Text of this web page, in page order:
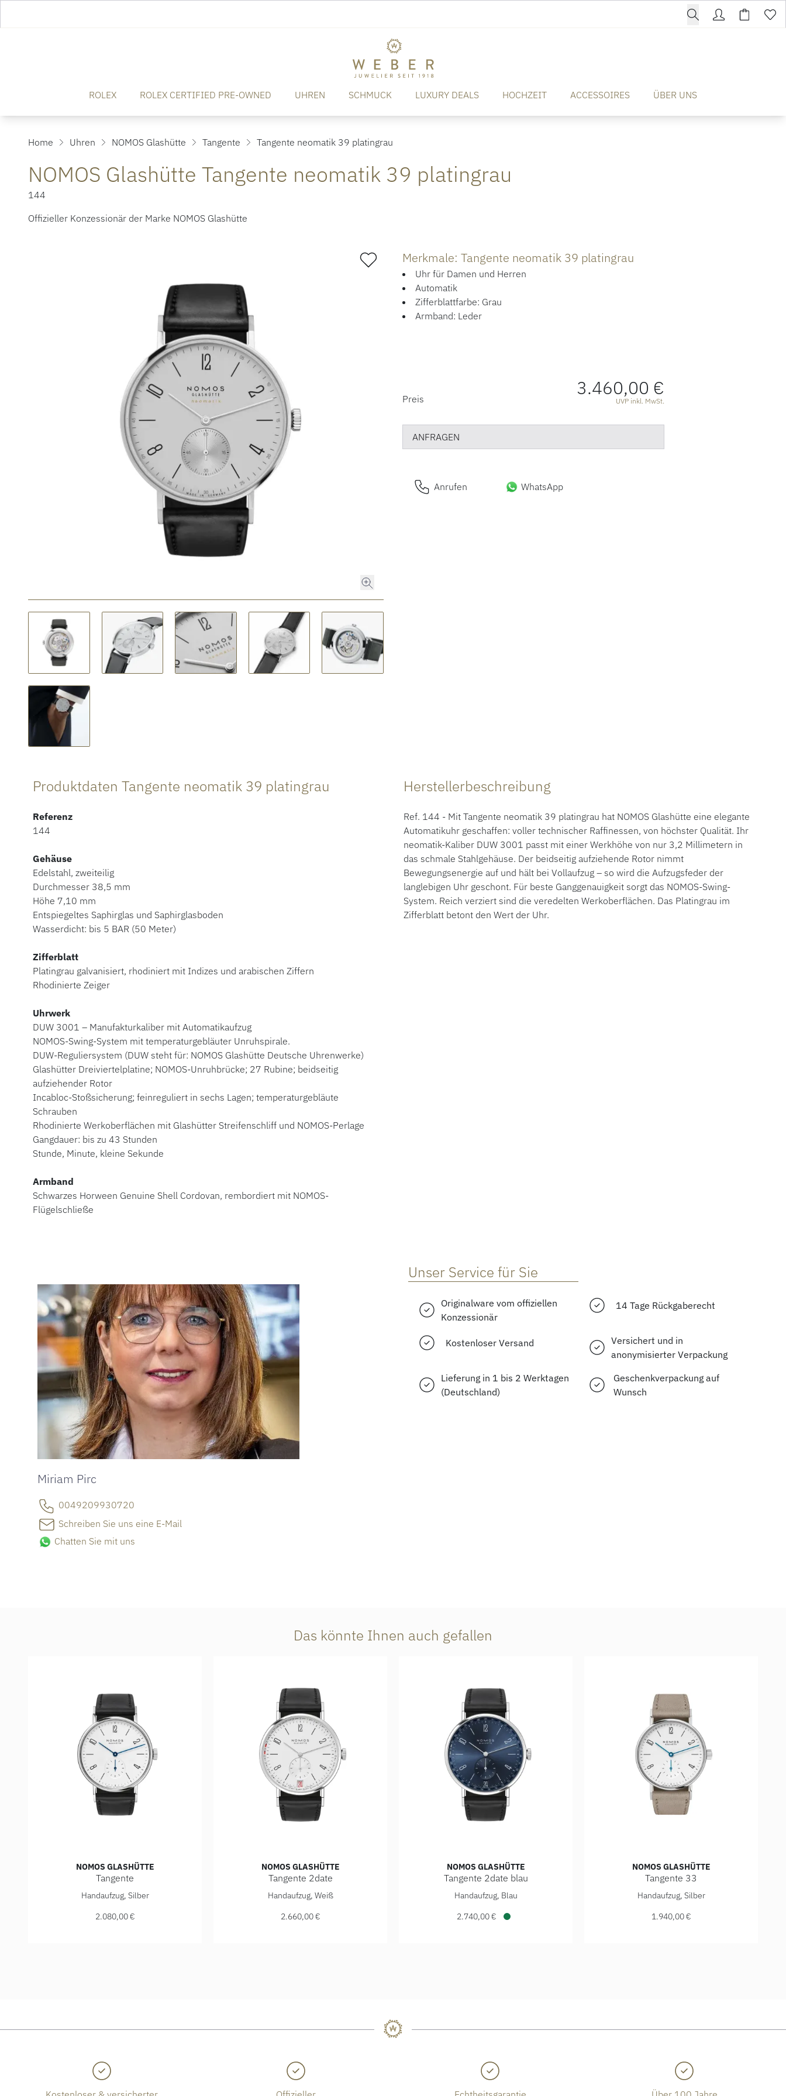
ROLEX ROLEX CERTIFIED PRE-OWNED UHREN SCHMUCK LUXURY DEALS HOCHZEIT ACCESSOIRES ÜBER UNS
Home Uhren NOMOS Glashütte Tangente Tangente neomatik 39 platingrau
NOMOS Glashütte Tangente neomatik 39 platingrau
144
Offizieller Konzessionär der Marke NOMOS Glashütte
Merkmale: Tangente neomatik 39 platingrau
Uhr für Damen und Herren
Automatik
Zifferblattfarbe: Grau
Armband: Leder
PREISINFORMATIONEN
Preis 3.460,00 €
UVP inkl. MwSt.
ANFRAGEN
Anrufen WhatsApp
Produktdaten Tangente neomatik 39 platingrau
Referenz
144
Gehäuse
Edelstahl, zweiteilig
Durchmesser 38,5 mm
Höhe 7,10 mm
Entspiegeltes Saphirglas und Saphirglasboden
Wasserdicht: bis 5 BAR (50 Meter)
Zifferblatt
Platingrau galvanisiert, rhodiniert mit Indizes und arabischen Ziffern
Rhodinierte Zeiger
Uhrwerk
DUW 3001 – Manufakturkaliber mit Automatikaufzug
NOMOS-Swing-System mit temperaturgebläuter Unruhspirale.
DUW-Reguliersystem (DUW steht für: NOMOS Glashütte Deutsche Uhrenwerke)
Glashütter Dreiviertelplatine; NOMOS-Unruhbrücke; 27 Rubine; beidseitig
aufziehender Rotor
Incabloc-Stoßsicherung; feinreguliert in sechs Lagen; temperaturgebläute
Schrauben
Rhodinierte Werkoberflächen mit Glashütter Streifenschliff und NOMOS-Perlage
Gangdauer: bis zu 43 Stunden
Stunde, Minute, kleine Sekunde
Armband
Schwarzes Horween Genuine Shell Cordovan, rembordiert mit NOMOS-
Flügelschließe
Herstellerbeschreibung
Ref. 144 - Mit Tangente neomatik 39 platingrau hat NOMOS Glashütte eine elegante
Automatikuhr geschaffen: voller technischer Raffinessen, von höchster Qualität. Ihr
neomatik-Kaliber DUW 3001 passt mit einer Werkhöhe von nur 3,2 Millimetern in
das schmale Stahlgehäuse. Der beidseitig aufziehende Rotor nimmt
Bewegungsenergie auf und hält bei Vollaufzug – so wird die Aufzugsfeder der
langlebigen Uhr geschont. Für beste Ganggenauigkeit sorgt das NOMOS-Swing-
System. Reich verziert sind die veredelten Werkoberflächen. Das Platingrau im
Zifferblatt betont den Wert der Uhr.
Miriam Pirc
0049209930720
Schreiben Sie uns eine E-Mail
Chatten Sie mit uns
Unser Service für Sie
Originalware vom offiziellen
Konzessionär
14 Tage Rückgaberecht
Kostenloser Versand
Versichert und in
anonymisierter Verpackung
Lieferung in 1 bis 2 Werktagen
(Deutschland)
Geschenkverpackung auf
Wunsch
Das könnte Ihnen auch gefallen
NOMOS GLASHÜTTE
Tangente
NOMOS Glashütte Tangente, Ref: 139, Preis: 2.080,00 €
Handaufzug, Silber
2.080,00 €
NOMOS GLASHÜTTE
Tangente 2date
NOMOS Glashütte Tangente 2date , Ref: 135, Preis: 2.660,00 €
Handaufzug, Weiß
2.660,00 €
NOMOS GLASHÜTTE
Tangente 2date blau
NOMOS Glashütte Tangente 2date blau, Ref: 136, Preis: 2.740,00 €, Verfügbar
Handaufzug, Blau
2.740,00 €
NOMOS GLASHÜTTE
Tangente 33
NOMOS Glashütte Tangente 33, Ref: 123,
Handaufzug, Silber
1.940,00 €